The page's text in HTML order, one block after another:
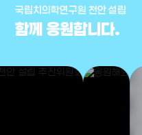
국립치의학연구원 천안 설립
함께 응원합니다.